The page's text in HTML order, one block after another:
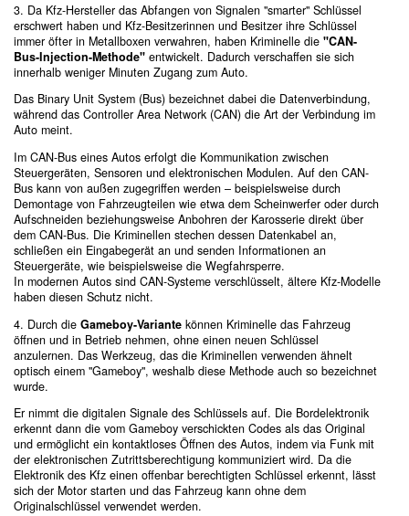
3. Da Kfz-Hersteller das Abfangen von Signalen "smarter" Schlüssel
erschwert haben und Kfz-Besitzerinnen und Besitzer ihre Schlüssel
immer öfter in Metallboxen verwahren, haben Kriminelle die "CAN-
Bus-Injection-Methode" entwickelt. Dadurch verschaffen sie sich
innerhalb weniger Minuten Zugang zum Auto.
Das Binary Unit System (Bus) bezeichnet dabei die Datenverbindung,
während das Controller Area Network (CAN) die Art der Verbindung im
Auto meint.
Im CAN-Bus eines Autos erfolgt die Kommunikation zwischen
Steuergeräten, Sensoren und elektronischen Modulen. Auf den CAN-
Bus kann von außen zugegriffen werden – beispielsweise durch
Demontage von Fahrzeugteilen wie etwa dem Scheinwerfer oder durch
Aufschneiden beziehungsweise Anbohren der Karosserie direkt über
dem CAN-Bus. Die Kriminellen stechen dessen Datenkabel an,
schließen ein Eingabegerät an und senden Informationen an
Steuergeräte, wie beispielsweise die Wegfahrsperre.
In modernen Autos sind CAN-Systeme verschlüsselt, ältere Kfz-Modelle
haben diesen Schutz nicht.
4. Durch die Gameboy-Variante können Kriminelle das Fahrzeug
öffnen und in Betrieb nehmen, ohne einen neuen Schlüssel
anzulernen. Das Werkzeug, das die Kriminellen verwenden ähnelt
optisch einem "Gameboy", weshalb diese Methode auch so bezeichnet
wurde.
Er nimmt die digitalen Signale des Schlüssels auf. Die Bordelektronik
erkennt dann die vom Gameboy verschickten Codes als das Original
und ermöglicht ein kontaktloses Öffnen des Autos, indem via Funk mit
der elektronischen Zutrittsberechtigung kommuniziert wird. Da die
Elektronik des Kfz einen offenbar berechtigten Schlüssel erkennt, lässt
sich der Motor starten und das Fahrzeug kann ohne dem
Originalschlüssel verwendet werden.